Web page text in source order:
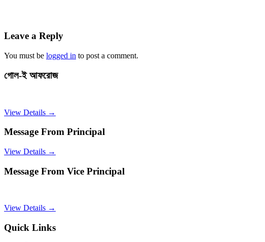
Leave a Reply
You must be logged in to post a comment.
গোল-ই আফরোজ
View Details →
Message From Principal
View Details →
Message From Vice Principal
View Details →
Quick Links